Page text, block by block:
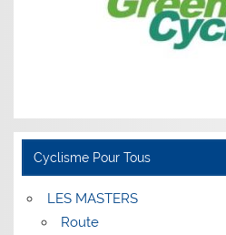
Cyclisme Pour Tous
LES MASTERS
Route